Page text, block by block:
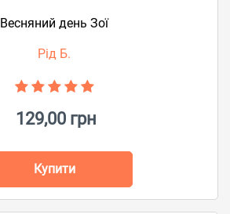
Весняний день Зої
Рід Б.
129,00 грн
Купити